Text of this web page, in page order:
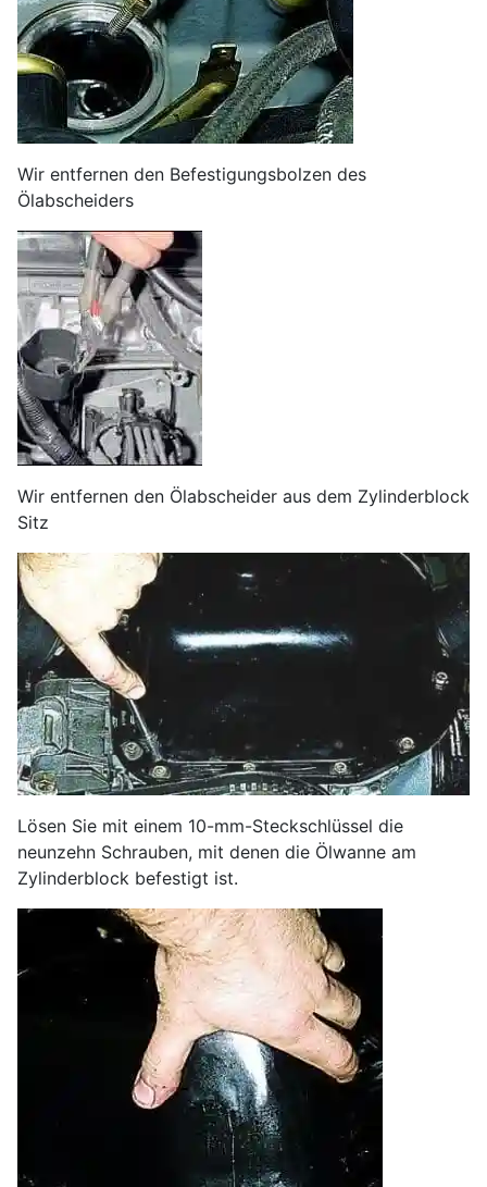
Wir entfernen den Befestigungsbolzen des
Ölabscheiders
Wir entfernen den Ölabscheider aus dem Zylinderblock
Sitz
Lösen Sie mit einem 10-mm-Steckschlüssel die
neunzehn Schrauben, mit denen die Ölwanne am
Zylinderblock befestigt ist.